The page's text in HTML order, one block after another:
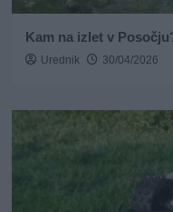
Kam na izlet v
Urednik 30/04/2026